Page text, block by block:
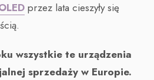
przez lata cieszyły się
wszystkie te urządzenia
sprzedaży w Europie.